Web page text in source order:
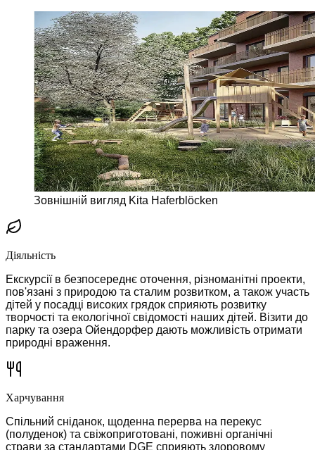
Зовнішній вигляд Kita Haferblöcken
Діяльність
Екскурсії в безпосереднє оточення, різноманітні проекти,
пов'язані з природою та сталим розвитком, а також участь
дітей у посадці високих грядок сприяють розвитку
творчості та екологічної свідомості наших дітей. Візити до
парку та озера Ойендорфер дають можливість отримати
природні враження.
Харчування
Спільний сніданок, щоденна перерва на перекус
(полуденок) та свіжоприготовані, поживні органічні
страви за стандартами DGE сприяють здоровому